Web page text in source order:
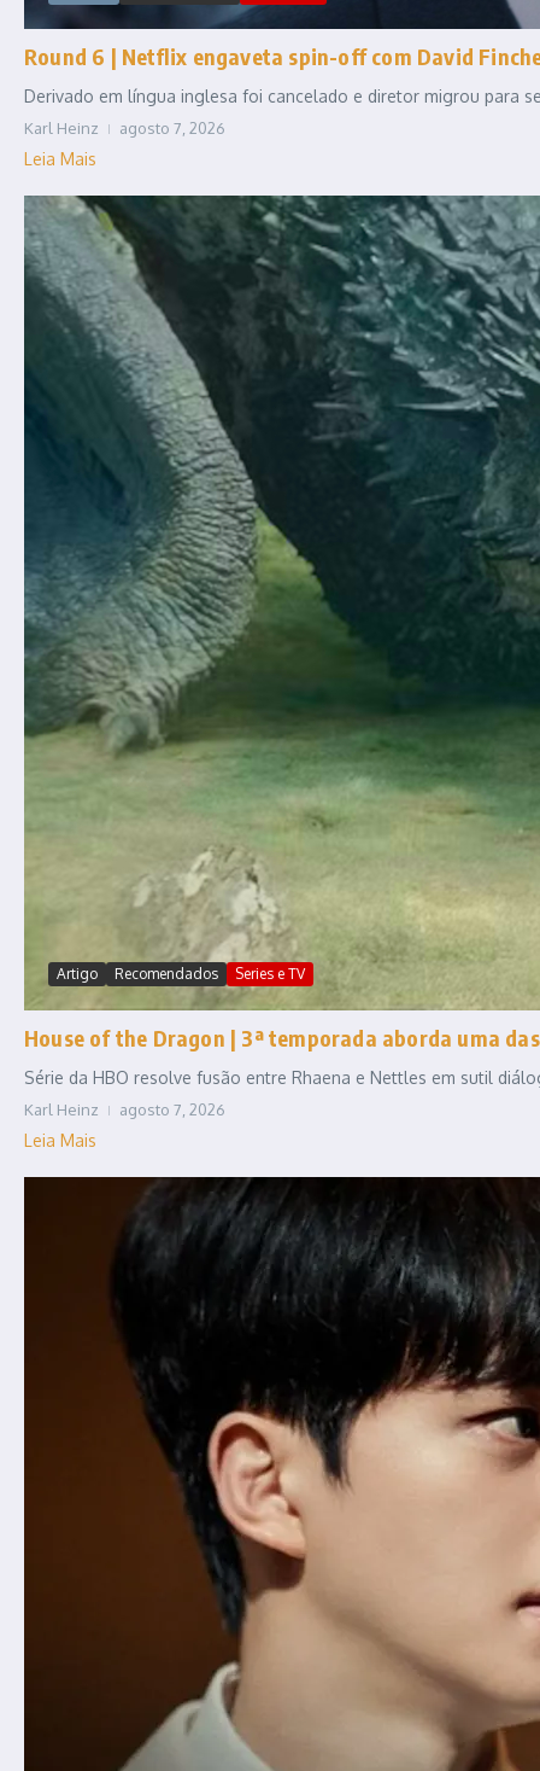
Round 6 | Netflix engaveta spin-off com David
Derivado em língua inglesa foi cancelado e diretor migrou para
Karl Heinz agosto 7, 2026
Leia Mais
Artigo Recomendados Series e TV
House of the Dragon | 3ª temporada aborda uma
Série da HBO resolve fusão entre Rhaena e Nettles em sutil
Karl Heinz agosto 7, 2026
Leia Mais